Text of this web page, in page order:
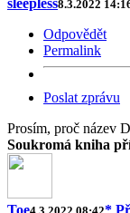
8.3.2022
Odpovědět
Permalink
Poslat zprávu
Prosím, proč název
Soukromá kniha
Toe *